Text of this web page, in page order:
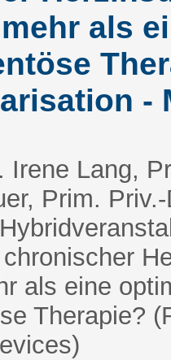
als
-
Irene Lang,
Prim.
als eine
Therapie?